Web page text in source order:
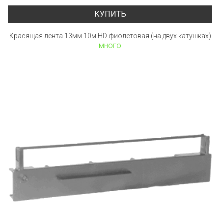
КУПИТЬ
Красящая лента 13мм 10м HD фиолетовая (на двух катушках)
много